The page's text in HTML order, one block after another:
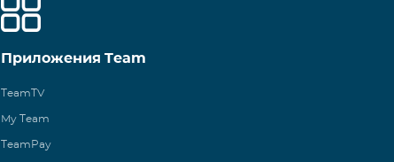
Приложения Team
TeamTV
My Team
TeamPay